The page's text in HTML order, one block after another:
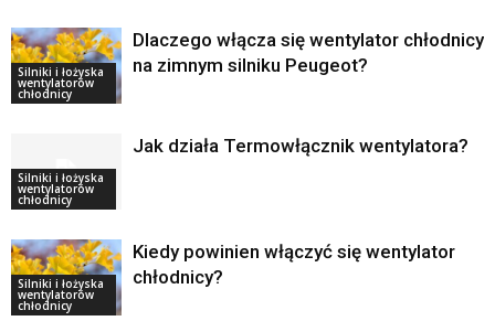
Silniki i łożyska
wentylatorów
chłodnicy
Dlaczego włącza się wentylator chłodnicy
na zimnym silniku Peugeot?
Silniki i łożyska
wentylatorów
chłodnicy
Jak działa Termowłącznik wentylatora?
Silniki i łożyska
wentylatorów
chłodnicy
Kiedy powinien włączyć się wentylator
chłodnicy?